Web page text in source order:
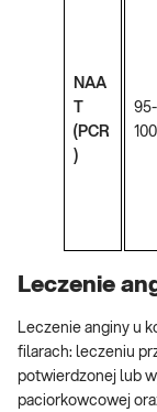
NAA
(PCR
)
95-
Leczenie
Leczenie anginy u
filarach: leczeniu
potwierdzonej lub
paciorkowcowej